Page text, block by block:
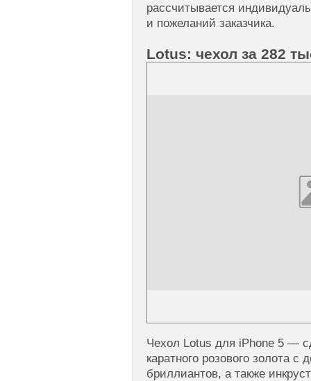
рассчитывается
и пожеланий заказчика.
Lotus: чехол за 282
Чехол Lotus для iPhone 5 —
каратного розового золота
бриллиантов, а также